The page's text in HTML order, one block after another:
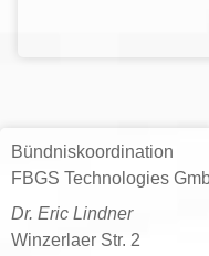
Bündniskoordination
FBGS Technologies
Dr. Eric Lindner
Winzerlaer Str. 2